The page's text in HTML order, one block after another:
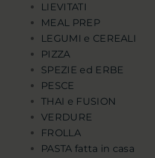
LIEVITATI
MEAL PREP
LEGUMI e CEREALI
PIZZA
SPEZIE ed ERBE
PESCE
THAI e FUSION
VERDURE
FROLLA
PASTA fatta in casa